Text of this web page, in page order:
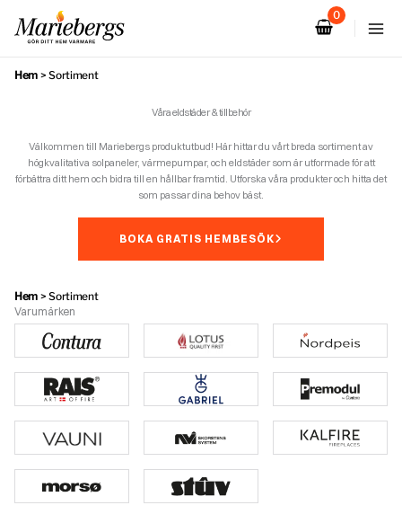
innehåll
Hem >Sortiment
Våra eldstäder & tillbehör
Välkommen till Mariebergs produktutbud! Här hittar du vårt breda sortiment av
högkvalitativa solpaneler, värmepumpar, och eldstäder som är utformade för att
förbättra ditt hem och bidra till en hållbar framtid. Utforska våra produkter och hitta det
som passar dina behov bäst.
BOKA GRATIS HEMBESÖK
Hem >Sortiment
Varumärken